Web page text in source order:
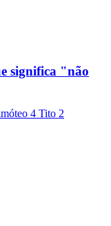
significa "não
4 Tito 2